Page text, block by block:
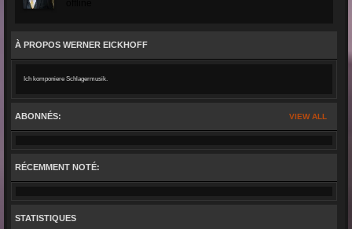
À PROPOS WERNER EICKHOFF
Ich komponiere Schlagermusik.
VIEW ALL
ABONNÉS:
RÉCEMMENT NOTÉ:
STATISTIQUES